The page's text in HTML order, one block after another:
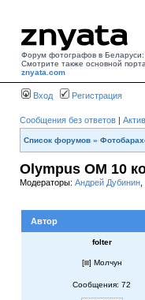
Форум фотографов в Беларуси:
Смотрите также основной
znyata.com
Вход Регистрация
Сообщения без ответов |
Список форумов »
Olympus OM 10
Модераторы: Андрей Дубинин
Автор
folter
[ ] Молчун
Сообщения: 72